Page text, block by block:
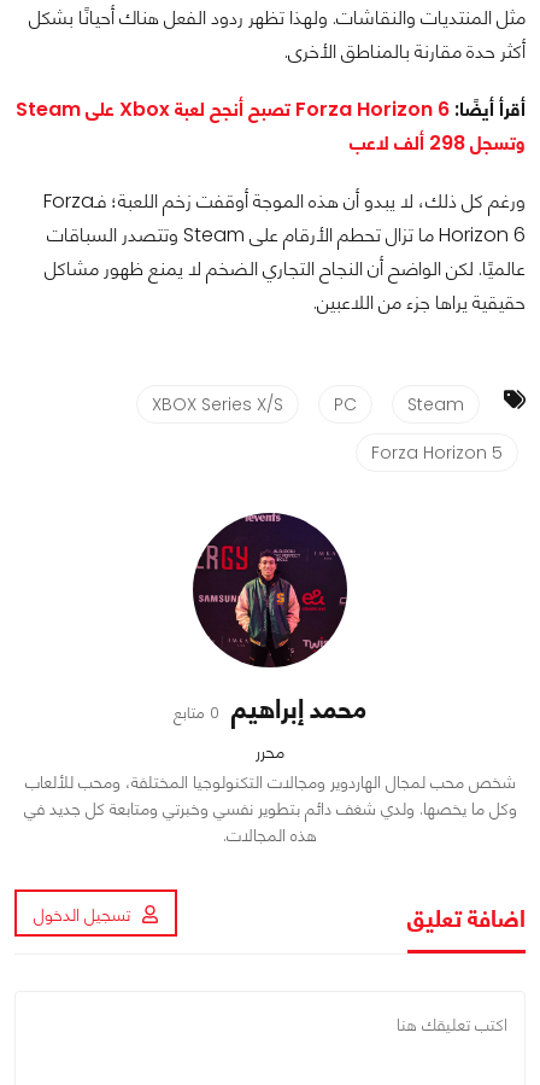
مثل المنتديات والنقاشات. ولهذا تظهر ردود الفعل هناك أحيانًا بشكل
أكثر حدة مقارنة بالمناطق الأخرى.
أقرأ أيضًا:
Forza Horizon 6 تصبح أنجح لعبة Xbox على Steam
وتسجل 298 ألف لاعب
ورغم كل ذلك، لا يبدو أن هذه الموجة أوقفت زخم اللعبة؛ فـForza
Horizon 6 ما تزال تحطم الأرقام على Steam وتتصدر السباقات
عالميًا. لكن الواضح أن النجاح التجاري الضخم لا يمنع ظهور مشاكل
حقيقية يراها جزء من اللاعبين.
Steam
PC
XBOX Series X/S
Forza Horizon 5
محمد إبراهيم 0 متابع
محرر
شخص محب لمجال الهاردوير ومجالات التكنولوجيا المختلفة، ومحب للألعاب
وكل ما يخصها. ولدي شغف دائم بتطوير نفسي وخبرتي ومتابعة كل جديد في
هذه المجالات.
اضافة تعليق تسجيل الدخول